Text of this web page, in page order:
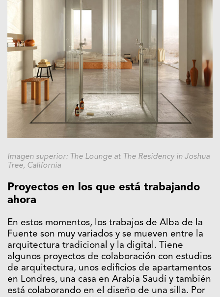
Imagen superior: The Lounge at The Residency in Joshua
Tree, California
Proyectos en los que está trabajando
ahora
En estos momentos, los trabajos de Alba de la
Fuente son muy variados y se mueven entre la
arquitectura tradicional y la digital. Tiene
algunos proyectos de colaboración con estudios
de arquitectura, unos edificios de apartamentos
en Londres, una casa en Arabia Saudí y también
está colaborando en el diseño de una silla. Por